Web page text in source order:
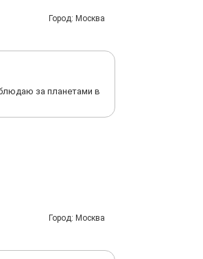
Город: Москва
за планетами в
Город: Москва